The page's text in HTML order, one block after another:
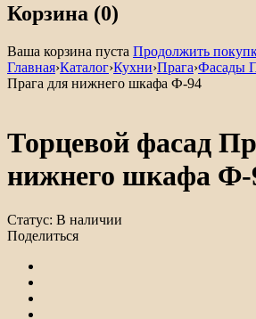
Корзина (0)
Ваша корзина пуста Продолжить
Главная›Каталог›Кухни›Прага›Фасады
Прага для нижнего шкафа Ф-94
Торцевой фасад
нижнего шкафа Ф-
Статус: В наличии
Поделиться